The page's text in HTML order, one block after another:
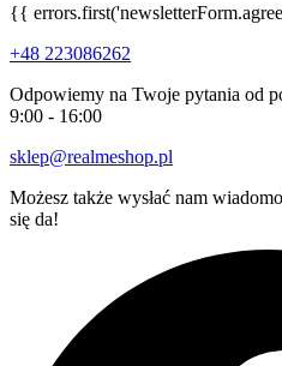
{{
+48 223086262
Odpowiemy na Twoje pytania od
9:00 - 16:00
sklep@realmeshop.pl
Możesz także wysłać nam
się da!